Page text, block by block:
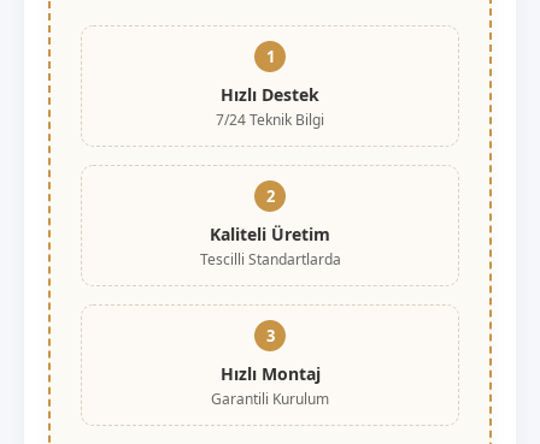
1
Hızlı Destek
7/24 Teknik Bilgi
2
Kaliteli Üretim
Tescilli Standartlarda
3
Hızlı Montaj
Garantili Kurulum